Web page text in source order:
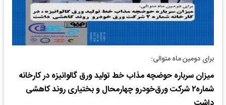
برای دومین ماه متوالی:
میزان سرباره حوضچه مذاب خط تولید ورق گالوانیزه در کارخانه
شماره۲ شرکت ورق‌خودرو چهارمحال و بختیاری روند کاهشی